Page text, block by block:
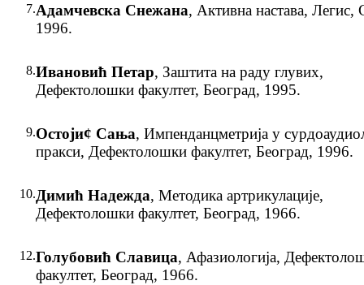
7.Адамчевска Снежана, Активна настава, Легис,
1996.
8.Ивановић Петар, Заштита на раду глувих,
Дефектолошки факултет, Београд, 1995.
9.Остоји¢ Сања, Импенданцметрија у
пракси, Дефектолошки факултет, Београд, 1996.
10.Димић Надежда, Методика артрикулације,
Дефектолошки факултет, Београд, 1966.
12.Голубовић Славица, Афазиологија,
факултет, Београд, 1966.